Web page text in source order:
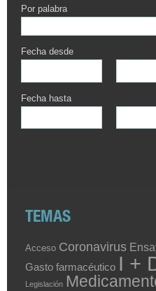
Por palabra
Fecha desde
Fecha hasta
TEMAS
Acceso Coronavirus
Gasto farmacéutico I +
Legislación